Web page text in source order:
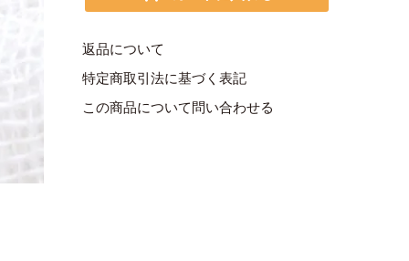
返品について
特定商取引法に基づく表記
この商品について問い合わせる